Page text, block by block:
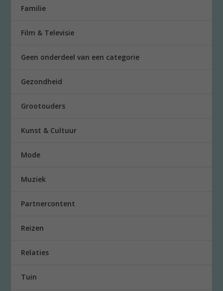
Familie
Film & Televisie
Geen onderdeel van een categorie
Gezondheid
Grootouders
Kunst & Cultuur
Mode
Muziek
Partnercontent
Reizen
Relaties
Tuin